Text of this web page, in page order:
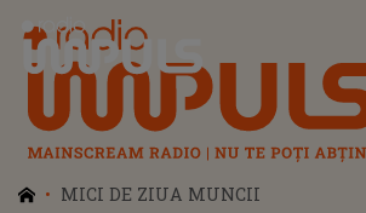
Radio Impuls
MICI DE ZIUA MUNCII